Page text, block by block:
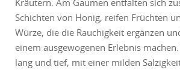
Kräutern. Am Gaumen entfalten sich
Schichten von Honig, reifen Früchten
Würze, die die Rauchigkeit ergänzen
einem ausgewogenen Erlebnis
lang und tief, mit einer milden